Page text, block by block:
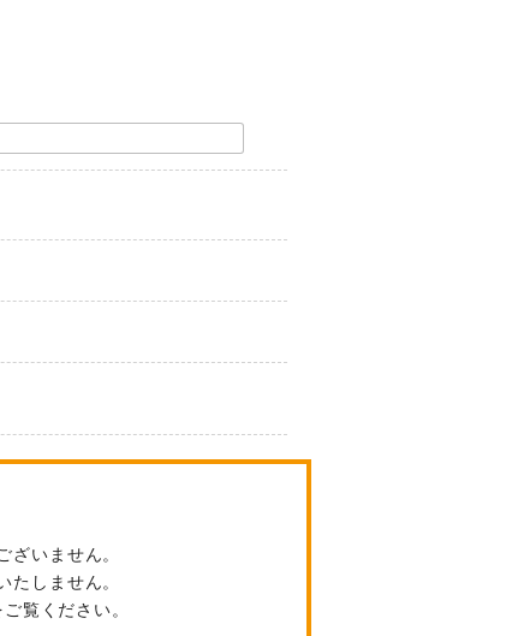
ざいません。
たしません。
ご覧ください。